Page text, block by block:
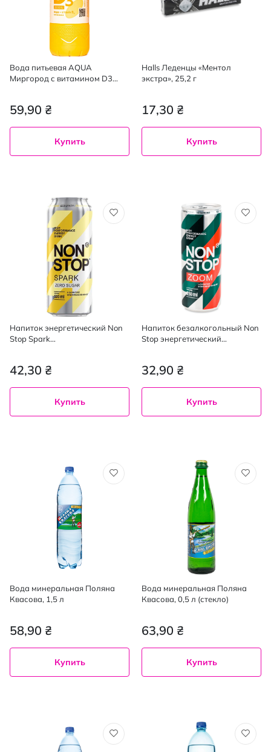
Вода питьевая AQUA
Миргород с витамином D3
59,90 ₴
Купить
Halls Леденцы «Ментол
экстра», 25,2 г
17,30 ₴
Купить
Напиток энергетический Non
Stop Spark
42,30 ₴
Купить
Напиток безалкогольный Non
Stop энергетический
32,90 ₴
Купить
Вода минеральная Поляна
Квасова, 1,5 л
58,90 ₴
Купить
Вода минеральная Поляна
Квасова, 0,5 л (стекло)
63,90 ₴
Купить